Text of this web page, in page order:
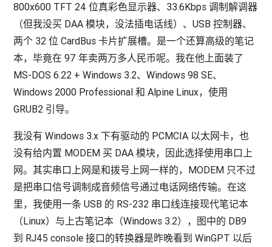
800x600 TFT 24 位真彩色显示器、33.6Kbps 调制解调器
（但我没买 DAA 模块，没法插电话线）、USB 控制器、
两个 32 位 CardBus 卡片扩展槽。是一个还算高级的笔记
本，毕竟在 97 年卖两万多人民币呢。我在他上面装了
MS-DOS 6.22 + Windows 3.2、Windows 98 SE、
Windows 2000 Professional 和 Alpine Linux，使用
GRUB2 引导。
我没有 Windows 3.x 下有驱动的 PCMCIA 以太网卡，也
没有给内置 MODEM 买 DAA 模块，因此选择使用串口上
网。其实串口上网是和拨号上网一样的，MODEM 只不过
是把串口信号调制成音频信号通过电话网络传输。在这
里，我使用一条 USB 的 RS-232 串口线连接现代笔记本
（Linux）与上古笔记本（Windows 3.2），图中的 DB9
到 RJ45 console 接口的转换器是昨晚看到 WinGPT 以后